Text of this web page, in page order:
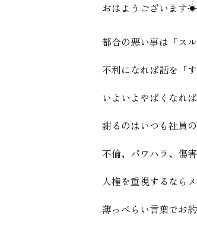
おはようございます☀
都合の悪い事は「スル
不利になれば話を「す
いよいよやばくなれ
謝るのはいつも社員
不倫、パワハラ、傷
人権を重視するなら
薄っぺらい言葉でお